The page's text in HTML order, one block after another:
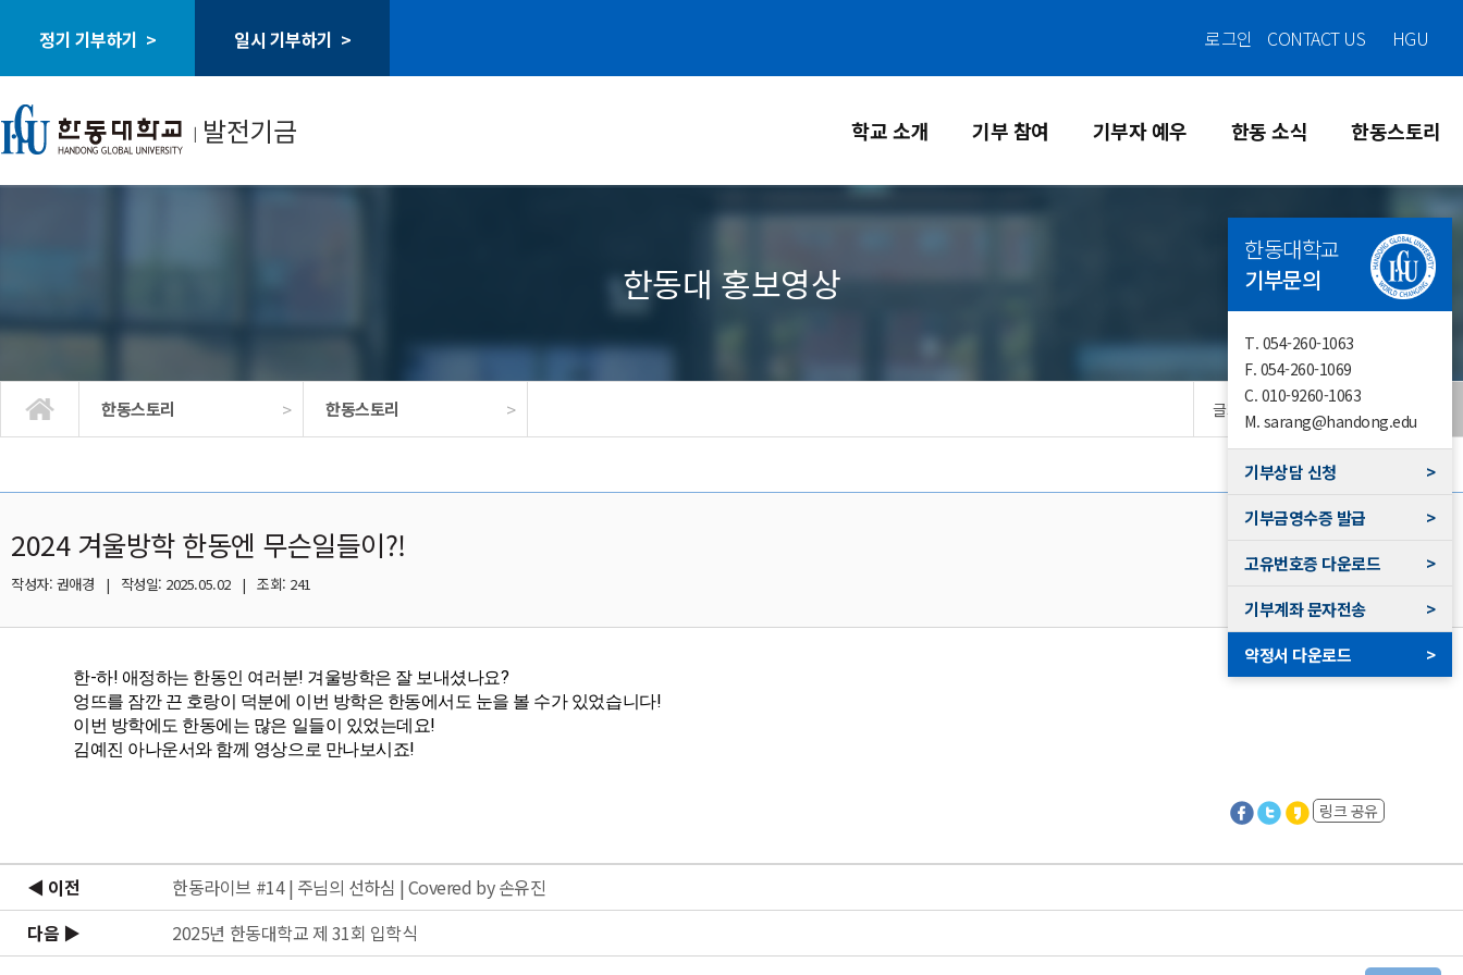
정기 기부하기 > 일시 기부하기 > 로그인 CONTACT US HGU
ㅣ 발전기금 학교 소개 기부 참여 기부자 예우 한동 소식 한동스토리
한동대 홍보영상
한동스토리 > 한동스토리 > 글자크기
2024 겨울방학 한동엔 무슨일들이?!
작성자: 권애경 | 작성일: 2025.05.02 | 조회: 241
한-하! 애정하는 한동인 여러분! 겨울방학은 잘 보내셨나요?
엉뜨를 잠깐 끈 호랑이 덕분에 이번 방학은 한동에서도 눈을 볼 수가 있었습니다!
이번 방학에도 한동에는 많은 일들이 있었는데요!
김예진 아나운서와 함께 영상으로 만나보시죠!
링크 공유
◀ 이전
한동라이브 #14 | 주님의 선하심 | Covered by 손유진
다음 ▶
2025년 한동대학교 제 31회 입학식
한동대학교
기부문의
T. 054-260-1063
F. 054-260-1069
C. 010-9260-1063
M. sarang@handong.edu
기부상담 신청
>
기부금영수증 발급
>
고유번호증 다운로드
>
기부계좌 문자전송
>
약정서 다운로드
>